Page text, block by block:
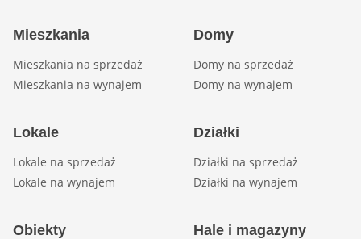
Mieszkania
Mieszkania na sprzedaż
Mieszkania na wynajem
Domy
Domy na sprzedaż
Domy na wynajem
Lokale
Lokale na sprzedaż
Lokale na wynajem
Działki
Działki na sprzedaż
Działki na wynajem
Obiekty Hale i magazyny